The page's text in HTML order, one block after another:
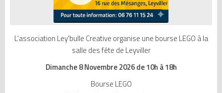
L'association Ley'bulle Creative organise une bourse LEGO à la
salle des fête de Leyviller
Dimanche 8 Novembre 2026 de 10h à 18h
Bourse LEGO